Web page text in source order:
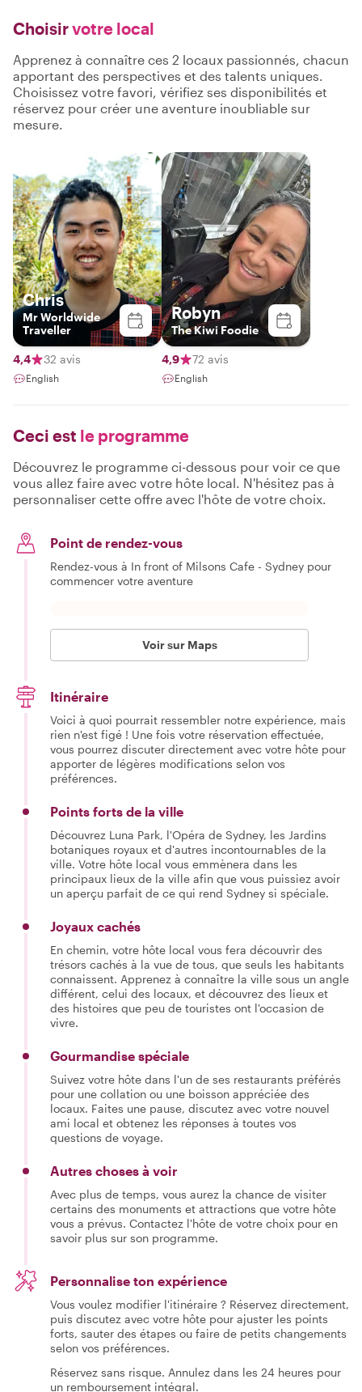
Choisirvotre local
Apprenez à connaître ces 2 locaux passionnés, chacun
apportant des perspectives et des talents uniques.
Choisissez votre favori, vérifiez ses disponibilités et
réservez pour créer une aventure inoubliable sur
mesure.
Chris
Mr Worldwide
Traveller
4,4 32 avis
English
Robyn
The Kiwi Foodie
4,9 72 avis
English
Ceci est le programme
Découvrez le programme ci-dessous pour voir ce que
vous allez faire avec votre hôte local. N'hésitez pas à
personnaliser cette offre avec l'hôte de votre choix.
Point de rendez-vous
Rendez-vous à In front of Milsons Cafe - Sydney pour
commencer votre aventure
Voir sur Maps
Itinéraire
Voici à quoi pourrait ressembler notre expérience, mais
rien n'est figé ! Une fois votre réservation effectuée,
vous pourrez discuter directement avec votre hôte pour
apporter de légères modifications selon vos
préférences.
Points forts de la ville
Découvrez Luna Park, l'Opéra de Sydney, les Jardins
botaniques royaux et d'autres incontournables de la
ville. Votre hôte local vous emmènera dans les
principaux lieux de la ville afin que vous puissiez avoir
un aperçu parfait de ce qui rend Sydney si spéciale.
Joyaux cachés
En chemin, votre hôte local vous fera découvrir des
trésors cachés à la vue de tous, que seuls les habitants
connaissent. Apprenez à connaître la ville sous un angle
différent, celui des locaux, et découvrez des lieux et
des histoires que peu de touristes ont l'occasion de
vivre.
Gourmandise spéciale
Suivez votre hôte dans l'un de ses restaurants préférés
pour une collation ou une boisson appréciée des
locaux. Faites une pause, discutez avec votre nouvel
ami local et obtenez les réponses à toutes vos
questions de voyage.
Autres choses à voir
Avec plus de temps, vous aurez la chance de visiter
certains des monuments et attractions que votre hôte
vous a prévus. Contactez l'hôte de votre choix pour en
savoir plus sur son programme.
Personnalise ton expérience
Vous voulez modifier l'itinéraire ? Réservez directement,
puis discutez avec votre hôte pour ajuster les points
forts, sauter des étapes ou faire de petits changements
selon vos préférences.
Réservez sans risque. Annulez dans les 24 heures pour
un remboursement intégral.